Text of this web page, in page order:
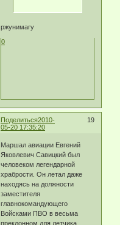
ржунимагу
0
Поделиться 19
2010-
05-20 17:35:20
Маршал авиации Евгений
Яковлевич Савицкий был
человеком легендарной
храбрости. Он летал даже
находясь на должности
заместителя
главнокомандующего
Войсками ПВО в весьма
преклонном для летчика